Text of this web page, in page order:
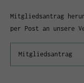
Mitgliedsantrag
per Post an unsere
Mitgliedsantrag